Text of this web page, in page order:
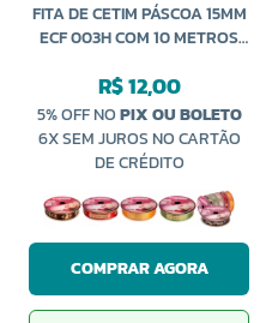
FITA DE CETIM PÁSCOA 15MM
ECF 003H COM 10 METROS
R$ 12,00
5% OFF NOPIX OU BOLETO
6X SEM JUROS NO CARTÃO
DE CRÉDITO
COMPRAR AGORA